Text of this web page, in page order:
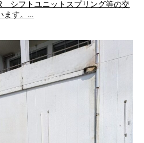
シフトユニットスプリング等の交
ます。...